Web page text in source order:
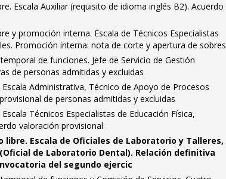
Escala Auxiliar (requisito de idioma inglés B2). Acuerdo
y promoción interna. Escala de Técnicos Especialistas
Promoción interna: nota de corte y apertura de sobres
de funciones. Jefe de Servicio de Gestión
de personas admitidas y excluidas
Administrativa, Técnico de Apoyo de Procesos
de personas admitidas y excluidas
Técnicos Especialistas de Educación Física,
valoración provisional
libre. Escala de Oficiales de Laboratorio y Talleres,
de Laboratorio Dental). Relación definitiva
del segundo ejercic